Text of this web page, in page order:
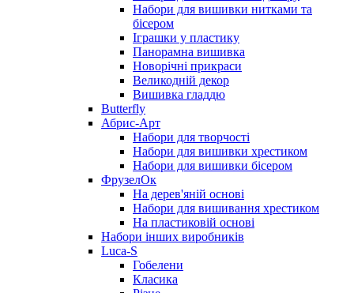
Набори для вишивки нитками та
бісером
Іграшки у пластику
Панорамна вишивка
Новорічні прикраси
Великодній декор
Вишивка гладдю
Butterfly
Абрис-Арт
Набори для творчості
Набори для вишивки хрестиком
Набори для вишивки бісером
ФрузелОк
На дерев'яній основі
Набори для вишивання хрестиком
На пластиковій основі
Набори інших виробників
Luca-S
Гобелени
Класика